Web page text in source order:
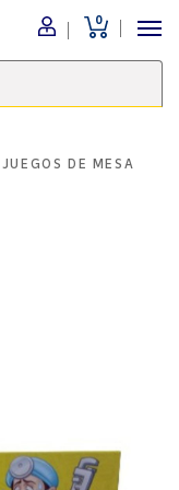
0
JUEGOS DE MESA